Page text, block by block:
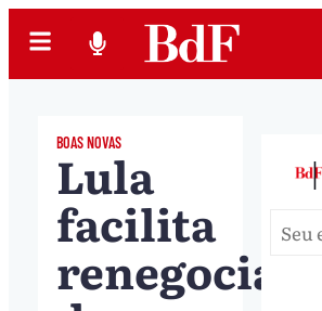
BOAS NOVAS
Lula
facilita
renegociação
|